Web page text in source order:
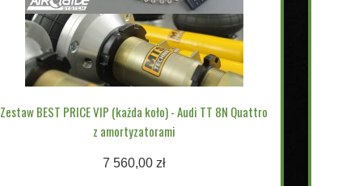
Zestaw BEST PRICE VIP (każda koło) - Audi TT 8N Quattro
z amortyzatorami
7 560,00 zł